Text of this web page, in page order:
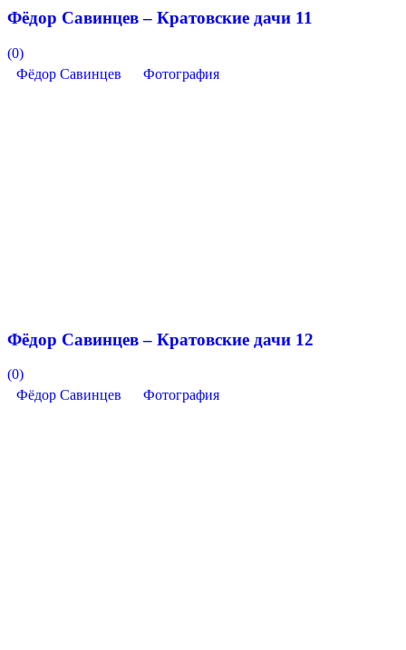
Фёдор Савинцев – Кратовские дачи 11
(0)
Фёдор Савинцев
Фотография
Фёдор Савинцев – Кратовские дачи 12
(0)
Фёдор Савинцев
Фотография